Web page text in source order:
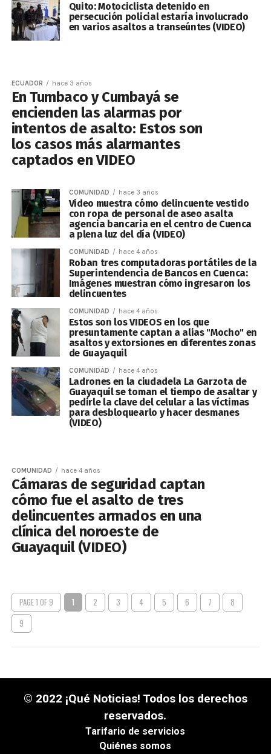
Quito: Motociclista detenido en
persecución policial estaría involucrado
en varios asaltos a transeúntes (VIDEO)
ECUADOR hace 3 años
En Tumbaco y Cumbayá se
encienden las alarmas por
intentos de asalto: Estos son
los casos más alarmantes
captados en VIDEO
COMUNIDAD hace 3 años
Video muestra cómo delincuente vestido
con ropa de personal de aseo asalta
agencia bancaria en el centro de Cuenca
a plena luz del día (VIDEO)
COMUNIDAD hace 4 años
Roban tres computadoras portátiles de la
Superintendencia de Bancos en Cuenca:
Imágenes muestran cómo ingresaron los
delincuentes
COMUNIDAD hace 4 años
Estos son los VIDEOS en los que
presuntamente captan a alias "Mocho" en
asaltos y extorsiones en diferentes zonas
de Guayaquil
COMUNIDAD hace 4 años
Ladrones en la ciudadela La Garzota de
Guayaquil se toman el tiempo de asaltar y
pedirle la clave del celular a las víctimas
para desbloquearlo y hacer desmanes
(VIDEO)
COMUNIDAD hace 4 años
Cámaras de seguridad captan
cómo fue el asalto de tres
delincuentes armados en una
clínica del noroeste de
Guayaquil (VIDEO)
PAGE 1 OF 9 1 2 3 4 5 6 7
8
9
© 2022 ¡Qué Noticias! Todos los derechos
reservados.
Tarifario de servicios
Quiénes somos